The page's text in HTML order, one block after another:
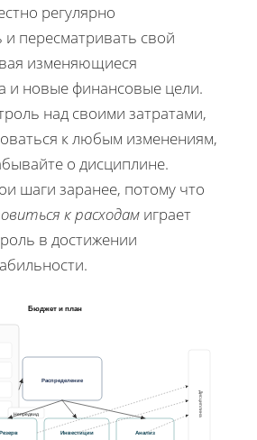
регулярно
пересматривать свой
изменяющиеся
и новые финансовые цели.
над своими затратами,
к любым изменениям,
о дисциплине.
шаги заранее, потому что
к расходам играет
в достижении
Бюджет и план
Распределение
Непредвид
Резерв Инвестиции Анализ
Дисциплина